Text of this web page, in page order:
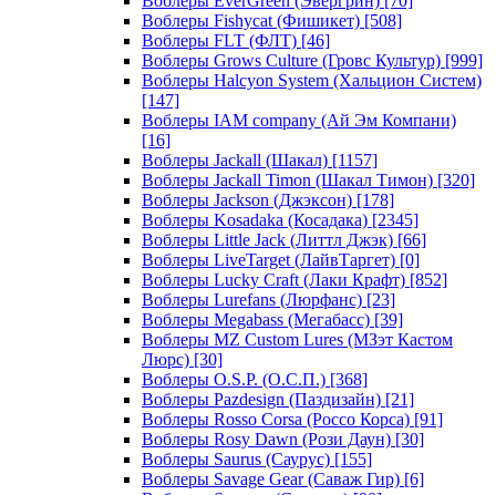
Воблеры Fishycat (Фишикет) [508]
Воблеры FLT (ФЛТ) [46]
Воблеры Grows Culture (Гровс Культур) [999]
Воблеры Halcyon System (Хальцион Систем)
[147]
Воблеры IAM company (Ай Эм Компани)
[16]
Воблеры Jackall (Шакал) [1157]
Воблеры Jackall Timon (Шакал Тимон) [320]
Воблеры Jackson (Джэксон) [178]
Воблеры Kosadaka (Косадака) [2345]
Воблеры Little Jack (Литтл Джэк) [66]
Воблеры LiveTarget (ЛайвТаргет) [0]
Воблеры Lucky Craft (Лаки Крафт) [852]
Воблеры Lurefans (Люрфанс) [23]
Воблеры Megabass (Мегабасс) [39]
Воблеры MZ Custom Lures (МЗэт Кастом
Люрс) [30]
Воблеры O.S.P. (О.С.П.) [368]
Воблеры Pazdesign (Паздизайн) [21]
Воблеры Rosso Corsa (Россо Корса) [91]
Воблеры Rosy Dawn (Рози Даун) [30]
Воблеры Saurus (Саурус) [155]
Воблеры Savage Gear (Саваж Гир) [6]